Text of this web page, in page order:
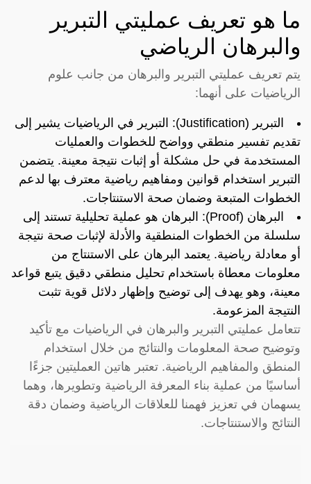
ما هو تعريف عمليتي التبرير
والبرهان الرياضي
يتم تعريف عمليتي التبرير والبرهان من جانب علوم
الرياضيات على أنهما:
التبرير (Justification): التبرير في الرياضيات يشير إلى
تقديم تفسير منطقي وواضح للخطوات والعمليات
المستخدمة في حل مشكلة أو إثبات نتيجة معينة. يتضمن
التبرير استخدام قوانين ومفاهيم رياضية معترف بها لدعم
الخطوات المتبعة وضمان صحة الاستنتاجات.
البرهان (Proof): البرهان هو عملية تحليلية تستند إلى
سلسلة من الخطوات المنطقية والأدلة لإثبات صحة نتيجة
أو معادلة رياضية. يعتمد البرهان على الاستنتاج من
معلومات معطاة باستخدام تحليل منطقي دقيق يتبع قواعد
معينة، وهو يهدف إلى توضيح وإظهار دلائل قوية تثبت
النتيجة المزعومة.
تتعامل عمليتي التبرير والبرهان في الرياضيات مع تأكيد
وتوضيح صحة المعلومات والنتائج من خلال استخدام
المنطق والمفاهيم الرياضية. تعتبر هاتين العمليتين جزءًا
أساسيًا من عملية بناء المعرفة الرياضية وتطويرها، وهما
يسهمان في تعزيز فهمنا للعلاقات الرياضية وضمان دقة
النتائج والاستنتاجات.